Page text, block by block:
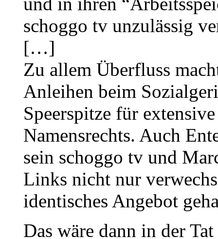
schoggo tv unzulässig
[…]
Zu allem Überfluss
Anleihen beim
Speerspitze für
Namensrechts. Auch
sein schoggo tv und
Links nicht nur
identisches Angebot
Das wäre dann in der